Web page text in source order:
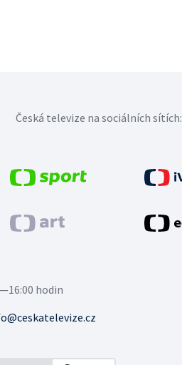
hodin
Česká televize na sociálních sítích: